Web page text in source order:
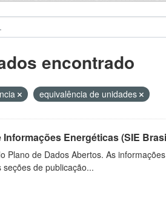
encontrado
equivalência de unidades
Energéticas (SIE
Plano de Dados Abertos. As
de publicação...